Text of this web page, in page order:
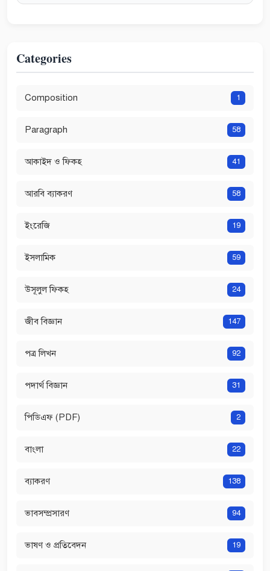
Categories
Composition 1
Paragraph 58
আকাইদ ও ফিকহ 41
আরবি ব্যাকরণ 58
ইংরেজি 19
ইসলামিক 59
উসূলুল ফিকহ 24
জীব বিজ্ঞান 147
পত্র লিখন 92
পদার্থ বিজ্ঞান 31
পিডিএফ (PDF) 2
বাংলা 22
ব্যাকরণ 138
ভাবসম্প্রসারণ 94
ভাষণ ও প্রতিবেদন 19